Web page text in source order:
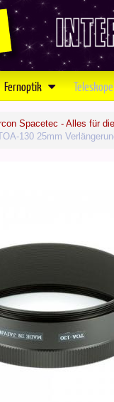
Fernoptik Teleskope
Spacetec - Alles für
130 25mm